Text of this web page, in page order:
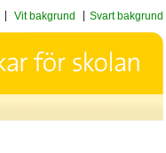
Vit bakgrund Svart bakgrund